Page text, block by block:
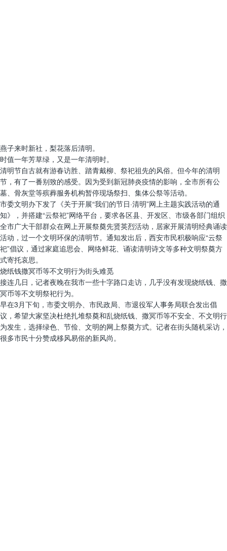
燕子来时新社，梨花落后清明。
时值一年芳草绿，又是一年清明时。
清明节自古就有游春访胜、踏青戴柳、祭祀祖先的风俗。但今年的清明
节，有了一番别致的感受。因为受到新冠肺炎疫情的影响，全市所有公
墓、骨灰堂等殡葬服务机构暂停现场祭扫、集体公祭等活动。
市委文明办下发了《关于开展“我们的节日·清明”网上主题实践活动的通
知》，并搭建“云祭祀”网络平台，要求各区县、开发区、市级各部门组织
全市广大干部群众在网上开展祭奠先贤英烈活动，居家开展清明经典诵读
活动，过一个文明环保的清明节。通知发出后，西安市民积极响应“云祭
祀”倡议，通过家庭追思会、网络鲜花、诵读清明诗文等多种文明祭奠方
式寄托哀思。
烧纸钱撒冥币等不文明行为街头难觅
接连几日，记者夜晚在我市一些十字路口走访，几乎没有发现烧纸钱、撒
冥币等不文明祭祀行为。
早在3月下旬，市委文明办、市民政局、市退役军人事务局联合发出倡
议，希望大家坚决杜绝扎堆祭奠和乱烧纸钱、撒冥币等不安全、不文明行
为发生，选择绿色、节俭、文明的网上祭奠方式。记者在街头随机采访，
很多市民十分赞成移风易俗的新风尚。